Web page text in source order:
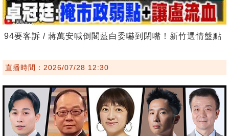
94要客訴 / 蔣萬安喊倒閣藍白委嚇到閉嘴！新竹選情盤點
直播時間：2026/07/28 12:30